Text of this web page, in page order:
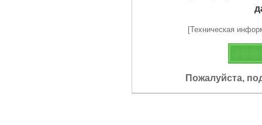
[Техническая
Пожалуйста,